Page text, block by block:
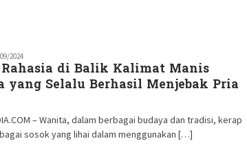
2024
di Balik Kalimat Manis
yang Selalu Berhasil Menjebak Pria
– Wanita, dalam berbagai budaya dan tradisi, kerap
sosok yang lihai dalam menggunakan […]